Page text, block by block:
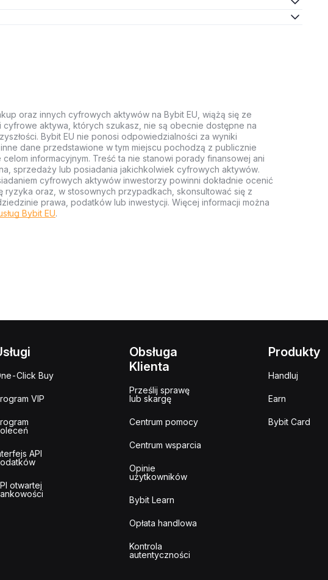
oraz innych cyfrowych aktywów na Bybit EU, wiążą się ze
cyfrowe aktywa, których szukasz, nie są obecnie dostępne na
Bybit EU nie ponosi odpowiedzialności za wyniki
dane przedstawione w tym miejscu pochodzą z publicznie
celom informacyjnym. Treść ta nie stanowi porady finansowej ani
sprzedaży lub posiadania jakichkolwiek cyfrowych aktywów.
cyfrowych aktywów inwestorzy powinni dokładnie ocenić
ryzyka oraz, w stosownych przypadkach, skonsultować się z
prawa, podatków lub inwestycji. Więcej informacji można
Bybit EU.
Click Buy
VIP
API
otwartej
Obsługa
Klienta
Prześlij sprawę
lub skargę
Centrum pomocy
Centrum wsparcia
Opinie
użytkowników
Bybit Learn
Opłata handlowa
Kontrola
autentyczności
Produkty
Handluj
Earn
Bybit Card